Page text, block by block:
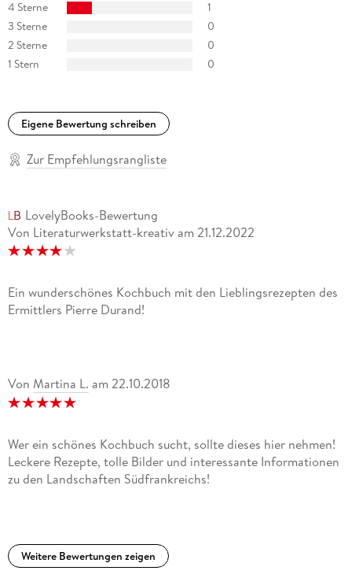
4 Sterne
1
3 Sterne
0
2 Sterne
0
1 Stern
0
Eigene Bewertung schreiben
Zur Empfehlungsrangliste
LovelyBooks-Bewertung
Von Literaturwerkstatt-kreativ am 21.12.2022
Ein wunderschönes Kochbuch mit den Lieblingsrezepten des
Ermittlers Pierre Durand!
Von Martina L. am 22.10.2018
Wer ein schönes Kochbuch sucht, sollte dieses hier nehmen!
Leckere Rezepte, tolle Bilder und interessante Informationen
zu den Landschaften Südfrankreichs!
Weitere Bewertungen zeigen